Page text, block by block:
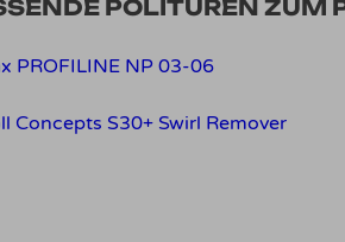
POLITUREN ZUM
PROFILINE NP 03-06
Concepts S30+ Swirl Remover